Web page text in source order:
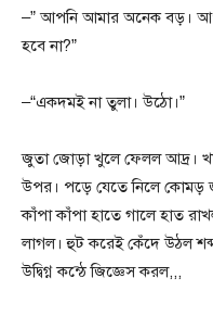
–” আপনি আমার অনেক বড়।
হবে না?”
–“একদমই না তুলা। উঠো।”
জুতা জোড়া খুলে ফেলল আদ্র।
উপর। পড়ে যেতে নিলে কোমড়
কাঁপা কাঁপা হাতে গালে হাত
লাগল। হুট করেই কেঁদে উঠল
উদ্বিগ্ন কন্ঠে জিজ্ঞেস করল,,,